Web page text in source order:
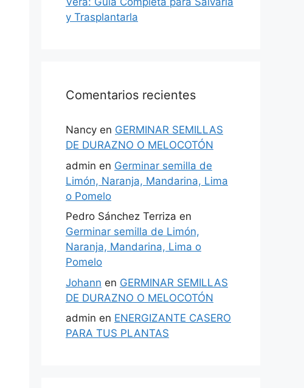
y Trasplantarla
Comentarios recientes
Nancy en GERMINAR SEMILLAS
DE DURAZNO O MELOCOTÓN
admin en Germinar semilla de
Limón, Naranja, Mandarina, Lima
o Pomelo
Pedro Sánchez Terriza en
Germinar semilla de Limón,
Naranja, Mandarina, Lima o
Pomelo
Johann en GERMINAR SEMILLAS
DE DURAZNO O MELOCOTÓN
admin en ENERGIZANTE CASERO
PARA TUS PLANTAS